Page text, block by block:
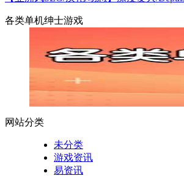
各类单机绅士游戏
网站分类
未分类
游戏资讯
易资讯